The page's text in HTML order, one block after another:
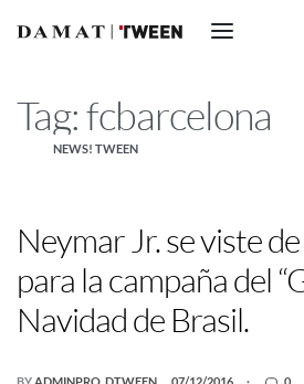
Tag:fcbarcelona
NEWS! TWEEN
Neymar Jr. se viste
para la campaña del
Navidad de Brasil.